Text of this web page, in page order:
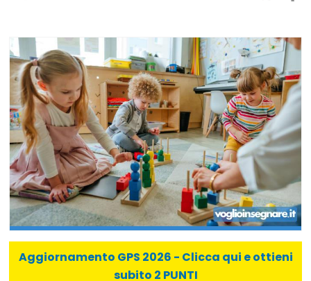
Aggiornamento GPS 2026 - Clicca qui e ottieni
subito 2 PUNTI